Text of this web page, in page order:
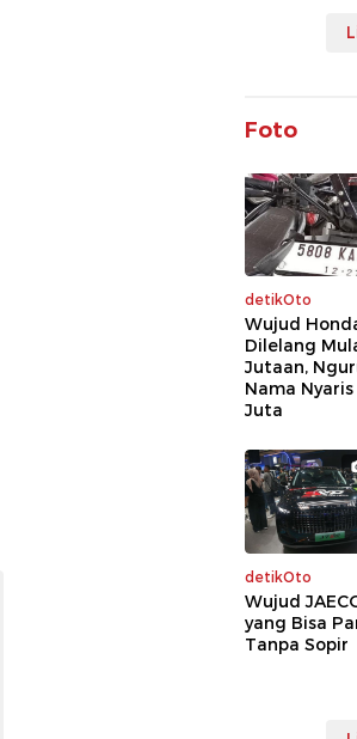
Foto
detikOto
Wujud
Dilelang
Jutaan,
Nama Nyaris
Juta
detikOto
Wujud
yang Bisa
Tanpa Sopir